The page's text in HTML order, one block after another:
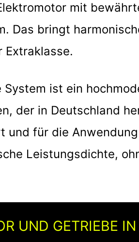
mit
Das bringt
Extraklasse.
ist ein
der in Deutschland
für die
Leistungsdichte,
UND GETRIEBE